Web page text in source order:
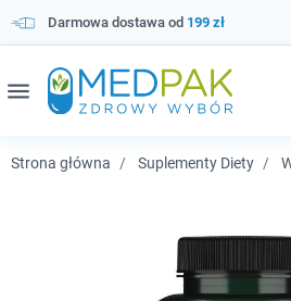
Darmowa dostawa od 199 zł
menu
Strona główna Suplementy Diety